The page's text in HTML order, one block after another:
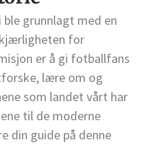
grunnlagt med en
for
er å gi fotballfans
lære om og
som landet vårt har
til de moderne
din guide på denne